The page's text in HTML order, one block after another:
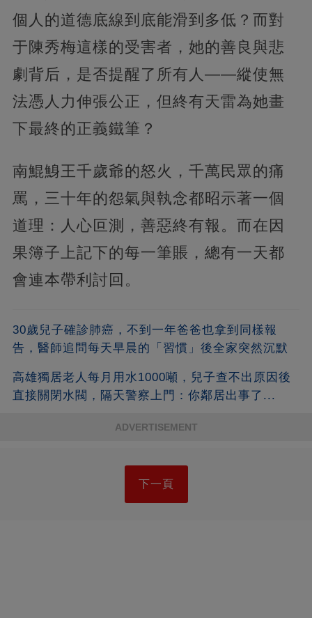
個人的道德底線到底能滑到多低？而對
于陳秀梅這樣的受害者，她的善良與悲
劇背后，是否提醒了所有人——縱使無
法憑人力伸張公正，但終有天雷為她畫
下最終的正義鐵筆？
南鯤鯓王千歲爺的怒火，千萬民眾的痛
罵，三十年的怨氣與執念都昭示著一個
道理：人心叵測，善惡終有報。而在因
果簿子上記下的每一筆賬，總有一天都
會連本帶利討回。
30歲兒子確診肺癌，不到一年爸爸也拿到同樣報
告，醫師追問每天早晨的「習慣」後全家突然沉默
高雄獨居老人每月用水1000噸，兒子查不出原因後
直接關閉水閥，隔天警察上門：你鄰居出事了...
ADVERTISEMENT
下一頁